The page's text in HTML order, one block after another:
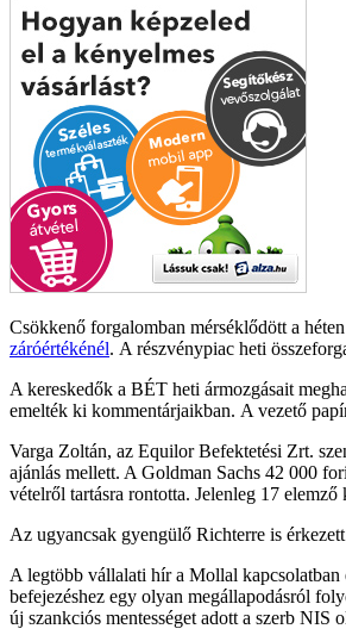
Csökkenő forgalomban mérséklődött a
záróértékénél. A részvénypiac heti
A kereskedők a BÉT heti ármozgásait
emelték ki kommentárjaikban. A vezető
Varga Zoltán, az Equilor Befektetési Zrt.
ajánlás mellett. A Goldman Sachs 42 000
vételről tartásra rontotta. Jelenleg 17
Az ugyancsak gyengülő Richterre is
A legtöbb vállalati hír a Mollal kapcsolatban
befejezéshez egy olyan megállapodásról
új szankciós mentességet adott a szerb